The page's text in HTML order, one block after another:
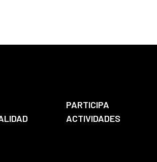
PARTICIPA
ACTIVIDADES